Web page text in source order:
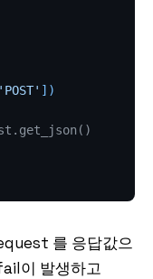
'POST' ] )
를 응답값으
이 발생하고